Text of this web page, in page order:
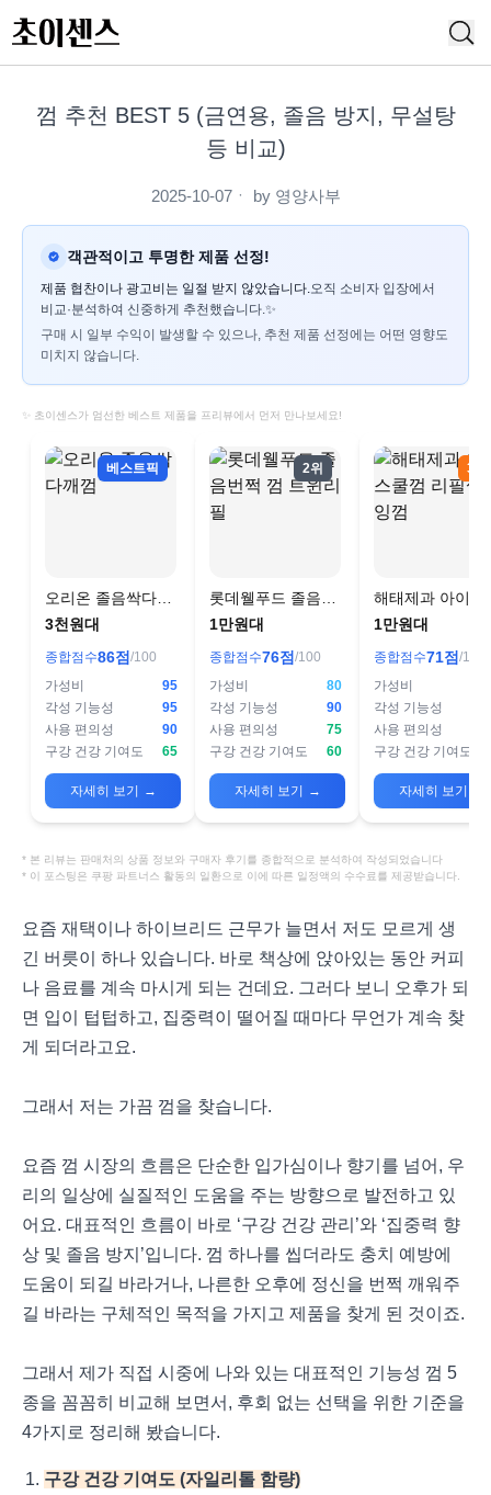
껌 추천 BEST 5 (금연용, 졸음 방지, 무설탕
등 비교)
2025-10-07ㆍ by 영양사부
객관적이고 투명한 제품 선정!
제품 협찬이나 광고비는 일절 받지 않았습니다.오직 소비자 입장에서
비교·분석하여 신중하게 추천했습니다.✨
구매 시 일부 수익이 발생할 수 있으나, 추천 제품 선정에는 어떤 영향도
미치지 않습니다.
✨ 초이센스가 엄선한 베스트 제품을 프리뷰에서 먼저 만나보세요!
베스트픽
오리온 졸음싹다깨
껌
3천원대
종합점수86점 /100
가성비
95
각성 기능성
95
사용 편의성
90
구강 건강 기여도
65
자세히 보기 →
2위
롯데웰푸드 졸음번
쩍 껌 트윈리필
1만원대
종합점수76점 /100
가성비
80
각성 기능성
90
사용 편의성
75
구강 건강 기여도
60
자세히 보기 →
3위
해태제과 아이스
껌 리필껌 츄잉껌
1만원대
종합점수71점 /100
가성비
각성 기능성
사용 편의성
구강 건강 기여도
자세히 보기
* 본 리뷰는 판매처의 상품 정보와 구매자 후기를 종합적으로 분석하여 작성되었습니다
* 이 포스팅은 쿠팡 파트너스 활동의 일환으로 이에 따른 일정액의 수수료를 제공받습니다.
요즘 재택이나 하이브리드 근무가 늘면서 저도 모르게 생
긴 버릇이 하나 있습니다. 바로 책상에 앉아있는 동안 커피
나 음료를 계속 마시게 되는 건데요. 그러다 보니 오후가 되
면 입이 텁텁하고, 집중력이 떨어질 때마다 무언가 계속 찾
게 되더라고요.
그래서 저는 가끔 껌을 찾습니다.
요즘 껌 시장의 흐름은 단순한 입가심이나 향기를 넘어, 우
리의 일상에 실질적인 도움을 주는 방향으로 발전하고 있
어요. 대표적인 흐름이 바로 ‘구강 건강 관리’와 ‘집중력 향
상 및 졸음 방지’입니다. 껌 하나를 씹더라도 충치 예방에
도움이 되길 바라거나, 나른한 오후에 정신을 번쩍 깨워주
길 바라는 구체적인 목적을 가지고 제품을 찾게 된 것이죠.
그래서 제가 직접 시중에 나와 있는 대표적인 기능성 껌 5
종을 꼼꼼히 비교해 보면서, 후회 없는 선택을 위한 기준을
4가지로 정리해 봤습니다.
구강 건강 기여도 (자일리톨 함량)